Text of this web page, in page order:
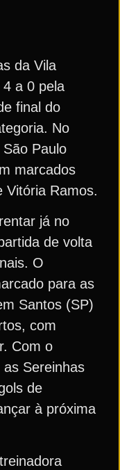
da Vila
a 0 pela
final do
No
Paulo
marcados
Vitória Ramos.
já no
de volta
O
para as
Santos (SP)
com
Com o
Sereinhas
de
à próxima